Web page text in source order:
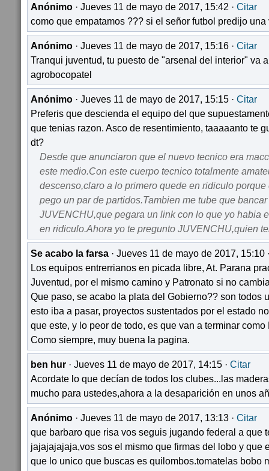
Anónimo · Jueves 11 de mayo de 2017, 15:42 · Citar
como que empatamos ??? si el señor futbol predijo una
Anónimo · Jueves 11 de mayo de 2017, 15:16 · Citar
Tranqui juventud, tu puesto de "arsenal del interior" va
agrobocopatel
Anónimo · Jueves 11 de mayo de 2017, 15:15 · Citar
Preferis que descienda el equipo del que
que tenias razon. Asco de resentimiento, taaaaanto te
dt?
Desde que anunciaron que el nuevo tecnico era
este medio.Con este cuerpo tecnico totalmente
descenso,claro a lo primero quede en ridiculo
pego un par de partidos.Tambien me tube que
JUVENCHU,que pegara un link con lo que yo habia
en ridiculo.Ahora yo te pregunto JUVENCHU,quien
Se acabo la farsa · Jueves 11 de mayo de 2017, 15:10
Los equipos entrerrianos en picada libre, At. Parana
Juventud, por el mismo camino y Patronato si no
Que paso, se acabo la plata del Gobierno?? son todos
esto iba a pasar, proyectos sustentados por el estado
que este, y lo peor de todo, es que van a terminar
Como siempre, muy buena la pagina.
ben hur · Jueves 11 de mayo de 2017, 14:15 · Citar
Acordate lo que decían de todos los clubes...las
mucho para ustedes,ahora a la desaparición en unos
Anónimo · Jueves 11 de mayo de 2017, 13:13 · Citar
que barbaro que risa vos seguis jugando federal a que
jajajajajaja,vos sos el mismo que firmas del lobo y que
que lo unico que buscas es quilombos.tomatelas bobo